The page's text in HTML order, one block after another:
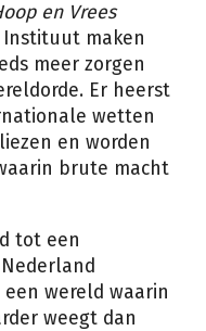
en Vrees
maken
meer zorgen
Er heerst
wetten
en worden
brute macht
tot een
wereld waarin
weegt dan